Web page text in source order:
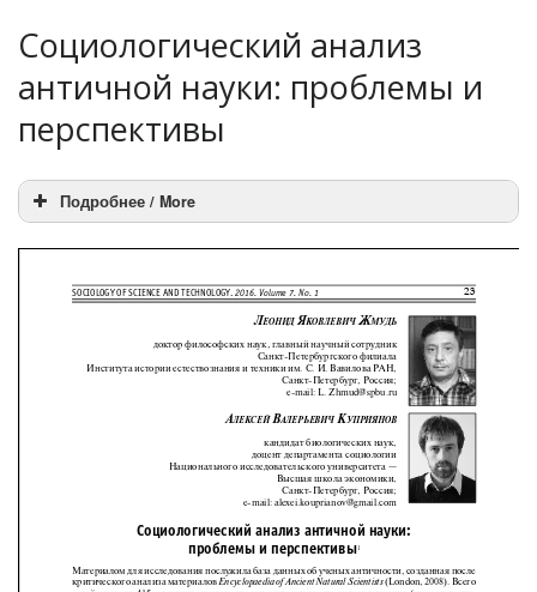
Социологический анализ
античной науки: проблемы и
перспективы
Подробнее / More